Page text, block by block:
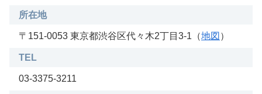
所在地
〒151-0053 東京都渋谷区代々木2丁目3-1（地図 ）
TEL
03-3375-3211